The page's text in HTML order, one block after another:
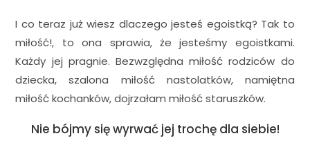
I co teraz już wiesz dlaczego jesteś egoistką? Tak to
miłość!, to ona sprawia, że jesteśmy egoistkami.
Każdy jej pragnie. Bezwzględna miłość rodziców do
dziecka, szalona miłość nastolatków, namiętna
miłość kochanków, dojrzałam miłość staruszków.
Nie bójmy się wyrwać jej trochę dla siebie!